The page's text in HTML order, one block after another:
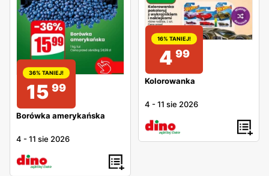
36% TANIEJ!
15 99
Borówka amerykańska
4 -11 sie 2026
16% TANIEJ!
4 99
Kolorowanka
4 -11 sie 2026